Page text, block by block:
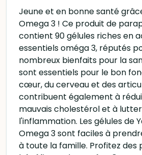
Jeune et en bonne santé
Omega 3 ! Ce produit de
contient 90 gélules riches en
essentiels oméga 3, réputés
nombreux bienfaits pour la
sont essentiels pour le bon
cœur, du cerveau et des
contribuent également à
mauvais cholestérol et à
l'inflammation. Les gélules de
Omega 3 sont faciles à
à toute la famille. Profitez des